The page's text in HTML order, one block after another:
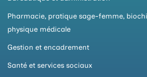
Pharmacie, pratique sage-femme,
physique médicale
Gestion et encadrement
Santé et services sociaux